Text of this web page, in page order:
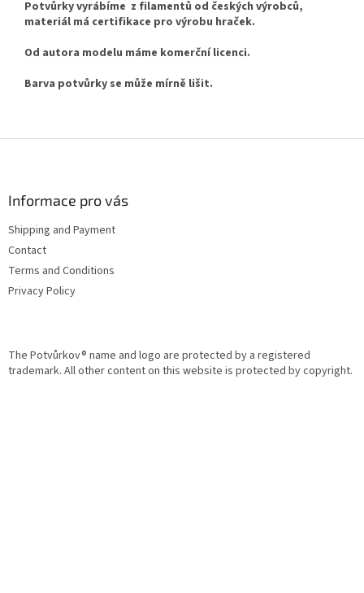
Potvůrky vyrábíme z filamentů od českých výrobců,
materiál má certifikace pro výrobu hraček.
Od autora modelu máme komerční licenci.
Barva potvůrky se může mírně lišit.
Informace pro vás
Shipping and Payment
Contact
Terms and Conditions
Privacy Policy
The Potvůrkov® name and logo are protected by a registered
trademark. All other content on this website is protected by copyright.